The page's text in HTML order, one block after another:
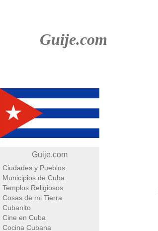
Guije.com
Guije.com
Ciudades y Pueblos
Municipios de Cuba
Templos Religiosos
Cosas de mi Tierra
Cubanito
Cine en Cuba
Cocina Cubana